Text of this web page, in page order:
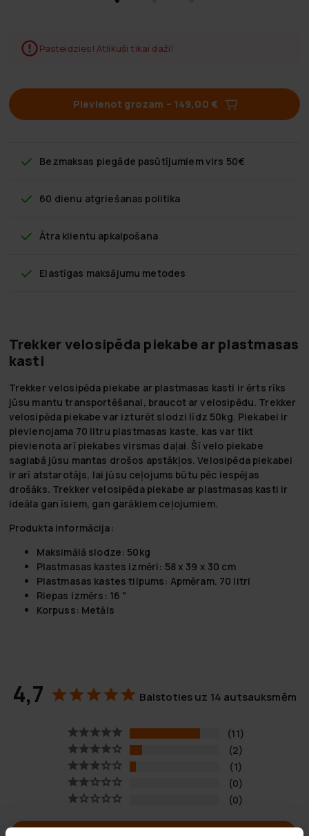
Pasteidzies! Atlikuši tikai daži!
Pievienot grozam – 149,00 €
Bezmaksas piegāde pasūtījumiem virs 50€
60 dienu atgriešanas politika
Ātra klientu apkalpošana
Elastīgas maksājumu metodes
Trekker velosipēda piekabe ar plastmasas
kasti
Trekker velosipēda piekabe ar plastmasas kasti ir ērts rīks
jūsu mantu transportēšanai, braucot ar velosipēdu. Trekker
velosipēda piekabe var izturēt slodzi līdz 50kg. Piekabei ir
pievienojama 70 litru plastmasas kaste, kas var tikt
pievienota arī piekabes virsmas daļai. Šī velo piekabe
saglabā jūsu mantas drošos apstākļos. Velosipēda piekabei
ir arī atstarotājs, lai jūsu ceļojums būtu pēc iespējas
drošāks. Trekker velosipēda piekabe ar plastmasas kasti ir
ideāla gan īsiem, gan garākiem ceļojumiem.
Produkta informācija:
Maksimālā slodze: 50kg
Plastmasas kastes izmēri: 58 x 39 x 30 cm
Plastmasas kastes tilpums: Apmēram. 70 litri
Riepas izmērs: 16 "
Korpuss: Metāls
4,7 Balstoties uz 14 autsauksmēm
11
2
1
0
0